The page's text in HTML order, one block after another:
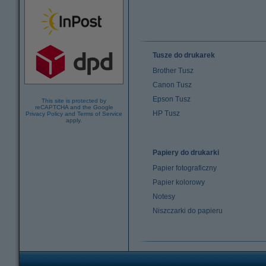
This site is protected by
reCAPTCHA and the Google
Privacy Policy and Terms of Service
apply.
Tusze do drukarek
Brother Tusz
Canon Tusz
Epson Tusz
HP Tusz
Papiery do drukarki
Papier fotograficzny
Papier kolorowy
Notesy
Niszczarki do papieru